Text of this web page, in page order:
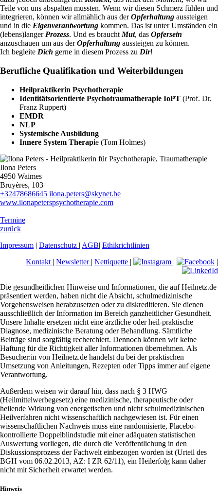
Teile von uns abspalten mussten. Wenn wir diesen Schmerz fühlen und
integrieren, können wir allmählich aus derOpferhaltung aussteigen
und in die Eigenverantwortung kommen. Das ist unter Umständen ein
(lebens)langer Prozess. Und es braucht Mut, das Opfersein
anzuschauen um aus derOpferhaltung aussteigen zu können.
​​​​​​​Ich begleite Dich gerne in diesem Prozess zu Dir!
Berufliche Qualifikation und Weiterbildungen
Heilpraktikerin Psychotherapie
Identitätsorientierte Psychotraumatherapie IoPT (Prof. Dr.
Franz Ruppert)
EMDR
NLP
Systemische Ausbildung
Innere System Therapie (Tom Holmes)
Ilona Peters
4950 Waimes
Bruyères, 103
+32478686645 ilona.peters@skynet.be
www.ilonapeterspsychotherapie.com
Termine
zurück
Impressum | Datenschutz | AGB| Ethikrichtlinien
Kontakt | Newsletter | Nettiquette | | |
Die gesundheitlichen Hinweise und Informationen, die auf Heilnetz.de
präsentiert werden, haben nicht die Absicht, schulmedizinische
Vorgehensweisen herabzusetzen oder zu diskreditieren. Sie dienen
ausschließlich der Information im Bereich ganzheitlicher Gesundheit.
Unsere Inhalte ersetzen nicht eine ärztliche oder heil-praktische
Diagnose, medizinische Beratung oder Behandlung. Sämtliche
Beiträge sind sorgfältig recherchiert. Dennoch können wir keine
Haftung für die Richtigkeit aller Informationen übernehmen. Als
Besucher:in von Heilnetz.de handelst du bei der praktischen
Umsetzung von Anleitungen, Rezepten oder Tipps immer auf eigene
Verantwortung.
Außerdem weisen wir darauf hin, dass nach § 3 HWG
(Heilmittelwerbegesetz) eine medizinische, therapeutische oder
heilende Wirkung von energetischen und nicht schulmedizinischen
Heilverfahren nicht wissenschaftlich nachgewiesen ist. Für einen
wissenschaftlichen Nachweis muss eine randomisierte, Placebo-
kontrollierte Doppelblindstudie mit einer adäquaten statistischen
Auswertung vorliegen, die durch die Veröffentlichung in den
Diskussionsprozess der Fachwelt einbezogen worden ist (Urteil des
BGH vom 06.02.2013, AZ: I ZR 62/11), ein Heilerfolg kann daher
nicht mit Sicherheit erwartet werden.
Hinweis